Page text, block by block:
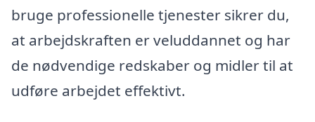
bruge professionelle tjenester sikrer du,
at arbejdskraften er veluddannet og har
de nødvendige redskaber og midler til at
udføre arbejdet effektivt.